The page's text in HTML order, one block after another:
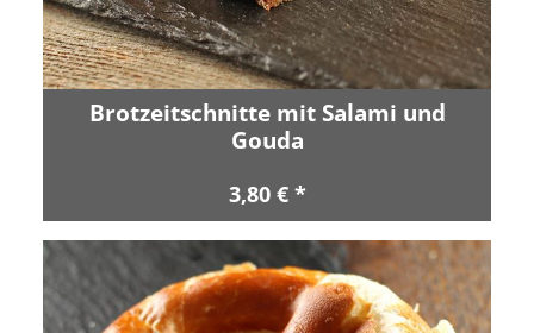
Brotzeitschnitte mit Salami und
Gouda
3,80 € *